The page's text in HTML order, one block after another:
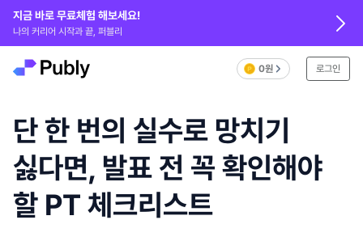
지금 바로 무료체험 해보세요!
나의 커리어 시작과 끝, 퍼블리
0원 로그인
단 한 번의 실수로 망치기
싫다면, 발표 전 꼭 확인해야
할 PT 체크리스트